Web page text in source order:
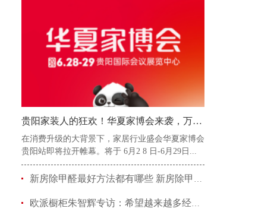
贵阳家装人的狂欢！华夏家博会来袭，万款家居好物
在消费升级的大背景下，家居行业盛会华夏家博会
贵阳站即将拉开帷幕。将于 6月2 8 日-6月29日...
新房除甲醛最好方法都有哪些 新房除甲醛用什么好
欧派橱柜朱智辉专访：希望越来越多经销商能与欧派